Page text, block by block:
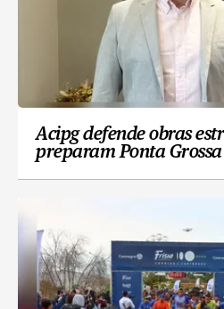
Acipg defende obras
preparam Ponta